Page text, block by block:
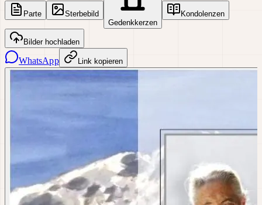
Parte
Sterbebild
Gedenkkerzen
Kondolenzen
Bilder hochladen
WhatsApp Link kopieren